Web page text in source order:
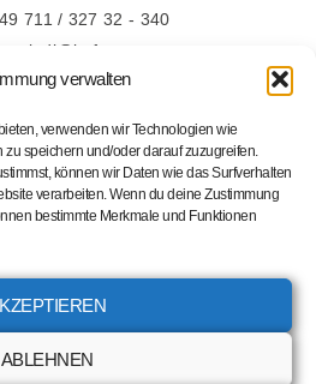
verwalten
verwenden wir Technologien wie
speichern und/oder darauf zuzugreifen.
können wir Daten wie das Surfverhalten
verarbeiten. Wenn du deine Zustimmung
bestimmte Merkmale und Funktionen
ABLEHNEN
711 / 327 32 - 340
congress.com
Impressum|Datenschutz